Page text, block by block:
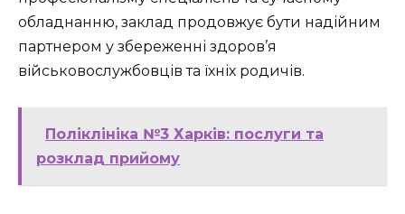
обладнанню, заклад продовжує бути надійним
партнером у збереженні здоров’я
військовослужбовців та їхніх родичів.
Поліклініка №3 Харків: послуги та
розклад прийому